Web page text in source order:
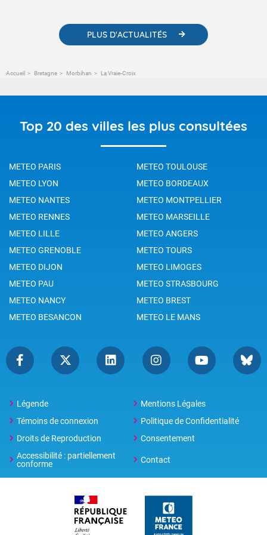
PLUS D'ACTUALITÉS
Accueil Bretagne Morbihan La Vraie-Croix
Top 20 des villes les plus consultées
METEO PARIS
METEO TOULOUSE
METEO LYON
METEO BORDEAUX
METEO NANTES
METEO MONTPELLIER
METEO RENNES
METEO MARSEILLE
METEO LILLE
METEO ANGERS
METEO GRENOBLE
METEO TOURS
METEO DIJON
METEO LIMOGES
METEO PAU
METEO STRASBOURG
METEO NANCY
METEO BREST
METEO BESANCON
METEO LE MANS
Légende
Mentions Légales
Témoins de connexion
Politique de Confidentialité
Droits de Reproduction
Consentement
Accessibilité : partiellement
conforme
Contact